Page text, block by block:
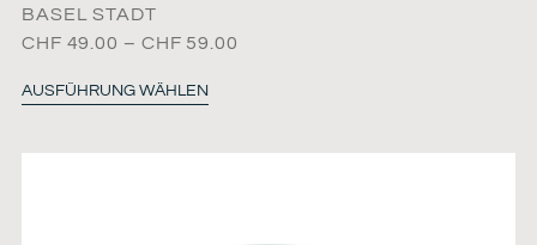
BASEL STADT
CHF 49.00 – CHF 59.00
AUSFÜHRUNG WÄHLEN